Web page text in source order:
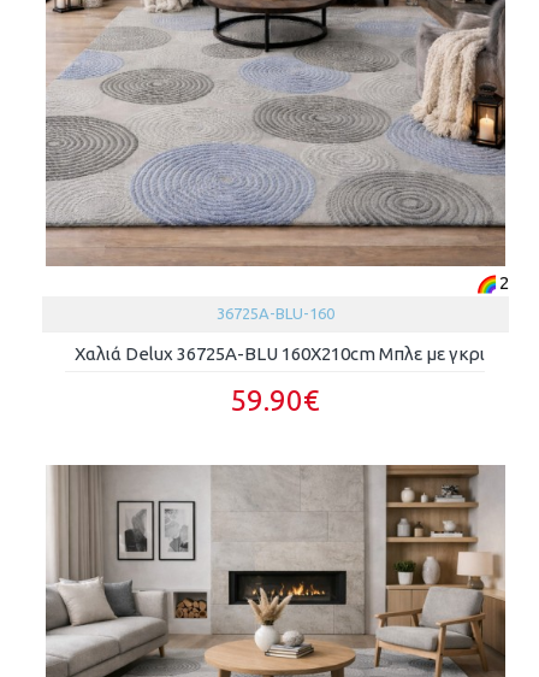
2
36725A-BLU-160
Χαλιά Delux 36725A-BLU 160X210cm Μπλε με γκρι
59.90€